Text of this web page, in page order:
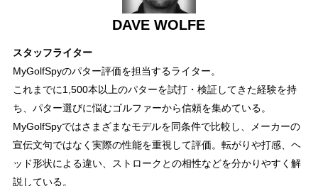
DAVE WOLFE
スタッフライター
MyGolfSpyのパター評価を担当するライター。
これまでに1,500本以上のパターを試打・検証してきた経験を持
ち、パター選びに悩むゴルファーから信頼を集めている。
MyGolfSpyではさまざまなモデルを同条件で比較し、メーカーの
宣伝文句ではなく実際の性能を重視して評価。転がりや打感、ヘ
ッド形状による違い、ストロークとの相性などを分かりやすく解
説している。